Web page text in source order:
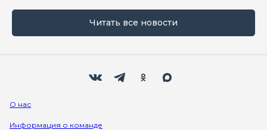
Читать все новости
О нас
Информация о команде